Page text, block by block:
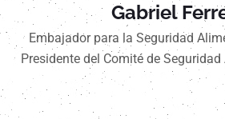
Gabriel
Embajador para la Seguridad
Presidente del Comité de